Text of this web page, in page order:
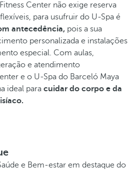
Center não exige reserva
para usufruir do U-Spa é
antecedência, pois a sua
personalizada e instalações
especial. Com aulas,
e atendimento
e o U-Spa do Barceló Maya
ideal para cuidar do corpo e da
e Bem-estar em destaque do